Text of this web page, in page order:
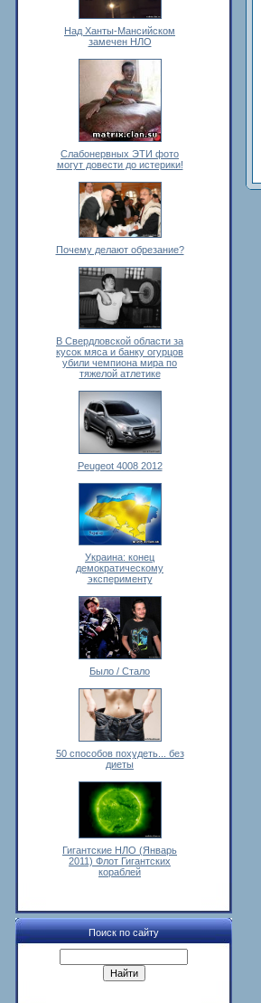
Над Ханты-Мансийском
замечен НЛО
Слабонервных ЭТИ фото
могут довести до истерики!
Почему делают обрезание?
В Свердловской области за
кусок мяса и банку огурцов
убили чемпиона мира по
тяжелой атлетике
Peugeot 4008 2012
Украина: конец
демократическому
эксперименту
Было / Стало
50 способов похудеть... без
диеты
Гигантские НЛО (Январь
2011) Флот Гигантских
кораблей
Поиск по сайту